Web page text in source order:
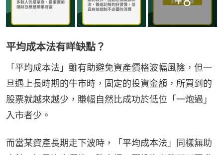
平均成本法有咩缺點？
「平均成本法」雖有助避免資產價格波幅風險，但一
旦遇上長時期的牛市時，固定的投資金額，所買到的
股票就越來越少，賺幅自然比成功於低位「一炮過」
入市者少。
而當某資產長期走下波時，「平均成本法」同樣無助